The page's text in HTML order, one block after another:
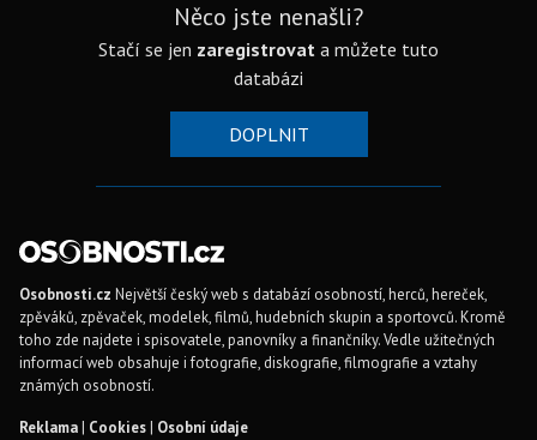
Něco jste nenašli?
Stačí se jen zaregistrovat a můžete tuto
databázi
DOPLNIT
Osobnosti.cz Největší český web s databází osobností, herců, hereček,
zpěváků, zpěvaček, modelek, filmů, hudebních skupin a sportovců. Kromě
toho zde najdete i spisovatele, panovníky a finančníky. Vedle užitečných
informací web obsahuje i fotografie, diskografie, filmografie a vztahy
známých osobností.
Reklama| Cookies| Osobní údaje